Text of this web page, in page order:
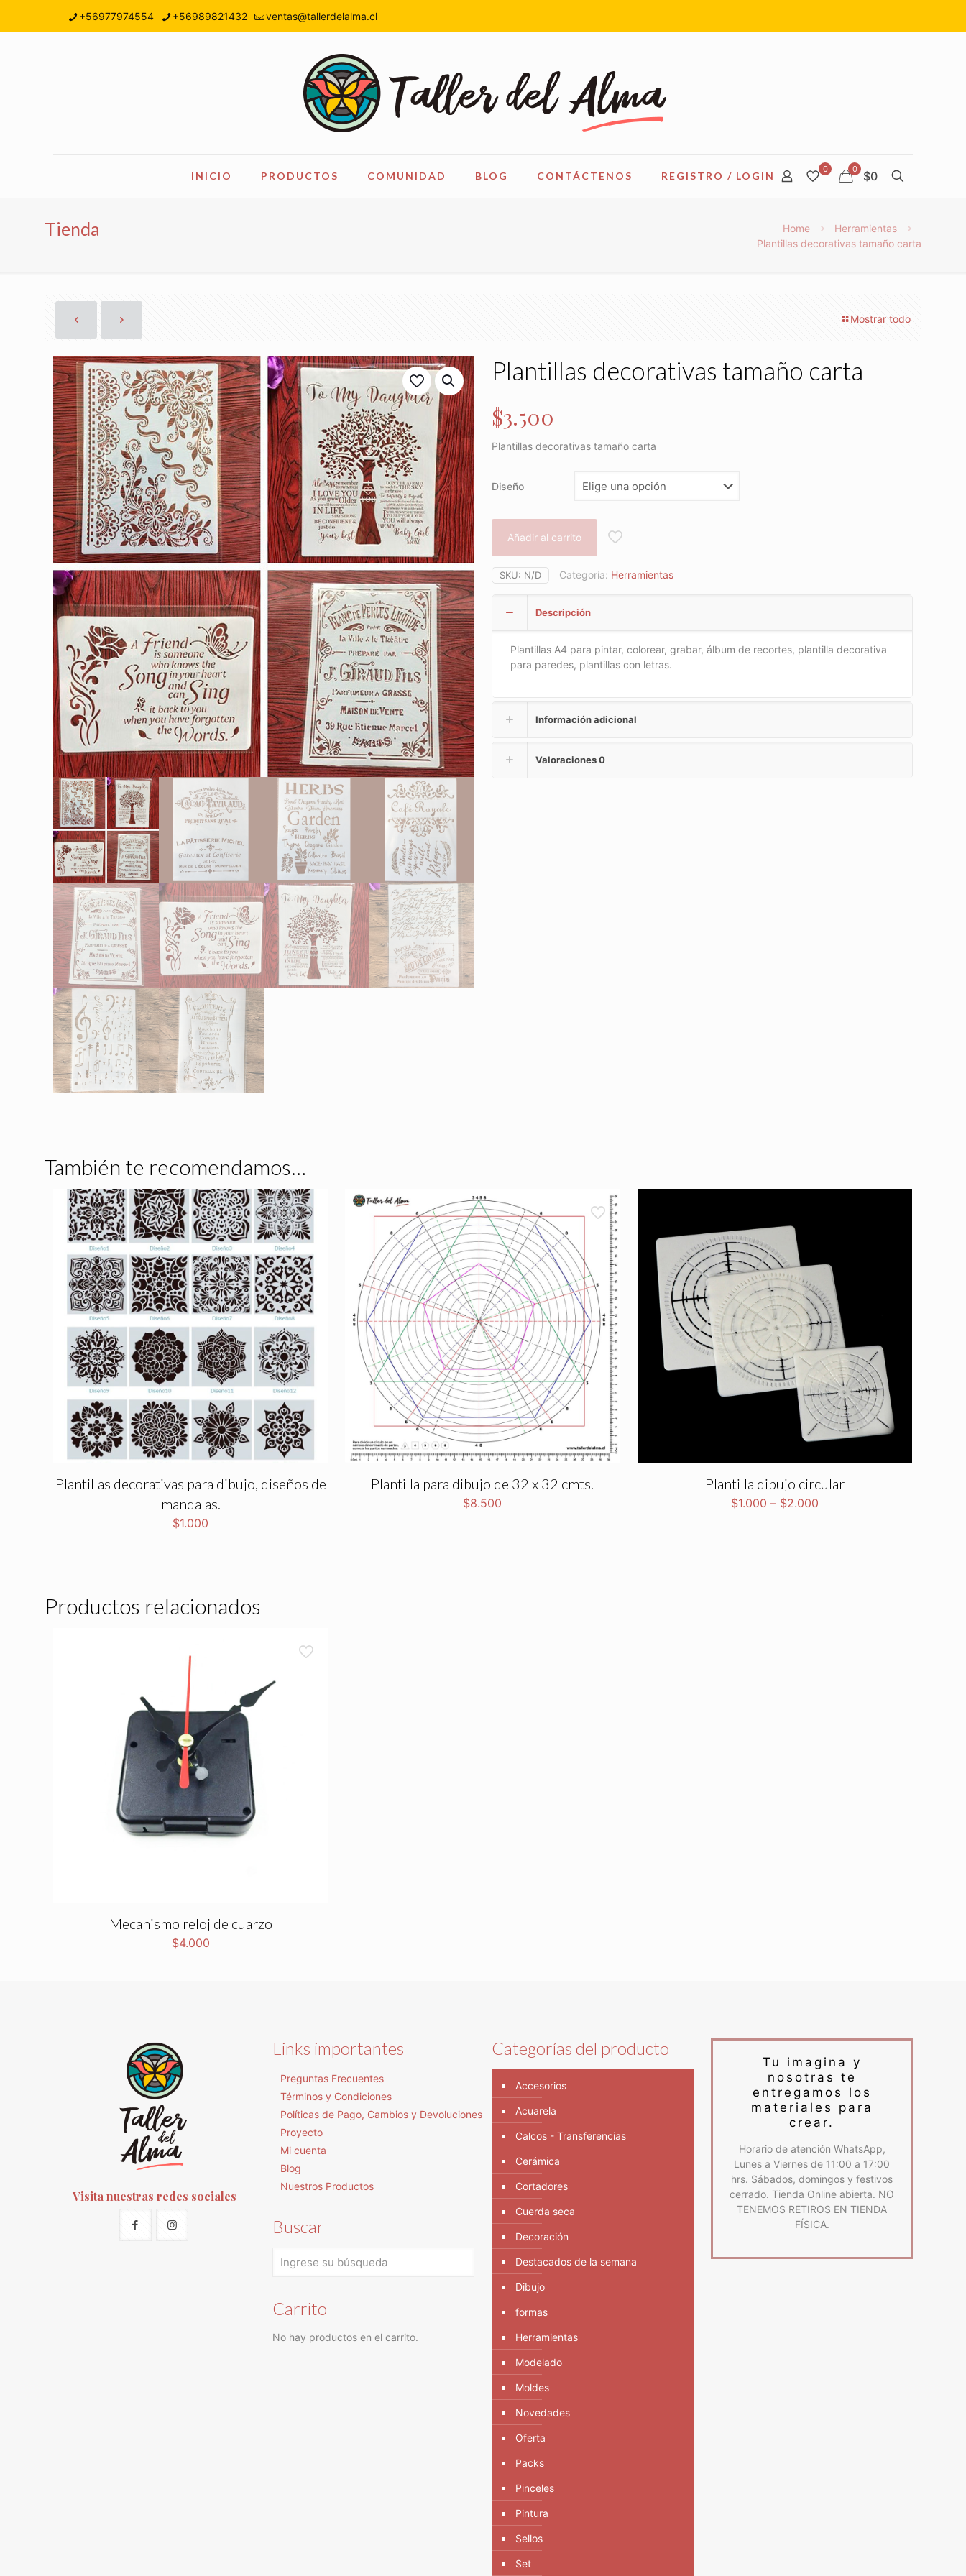
+56977974554 +56989821432 ventas@tallerdelalma.cl
INICIO PRODUCTOS COMUNIDAD BLOG CONTÁCTENOS REGISTRO / LOGIN
0 0 $0
Tienda Home
Herramientas
Plantillas decorativas tamaño carta
Mostrar todo
Plantillas decorativas tamaño carta
$3.500
Plantillas decorativas tamaño carta
Diseño
Añadir al carrito
SKU: N/D Categoría: Herramientas
Descripción
Plantillas A4 para pintar, colorear, grabar, álbum de recortes, plantilla decorativa
para paredes, plantillas con letras.
Información adicional
Valoraciones0
También te recomendamos…
Plantillas decorativas para dibujo, diseños de
mandalas.
$1.000
Plantilla para dibujo de 32 x 32 cmts.
$8.500
Plantilla dibujo circular
$1.000 – $2.000
Productos relacionados
Mecanismo reloj de cuarzo
$4.000
Visita nuestras redes sociales
Links importantes
Preguntas Frecuentes
Términos y Condiciones
Políticas de Pago, Cambios y Devoluciones
Proyecto
Mi cuenta
Blog
Nuestros Productos
Buscar
Carrito
No hay productos en el carrito.
Categorías del producto
Accesorios
Acuarela
Calcos - Transferencias
Cerámica
Cortadores
Cuerda seca
Decoración
Destacados de la semana
Dibujo
formas
Herramientas
Modelado
Moldes
Novedades
Oferta
Packs
Pinceles
Pintura
Sellos
Set
Tu imagina y
nosotras te
entregamos los
materiales para
crear.
Horario de atención WhatsApp,
Lunes a Viernes de 11:00 a 17:00
hrs. Sábados, domingos y festivos
cerrado. Tienda Online abierta. NO
TENEMOS RETIROS EN TIENDA
FÍSICA.